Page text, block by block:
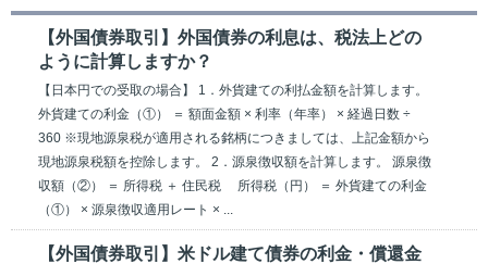
【外国債券取引】外国債券の利息は、税法上どの
ように計算しますか？
【日本円での受取の場合】 1．外貨建ての利払金額を計算します。
外貨建ての利金（①） ＝ 額面金額 × 利率（年率） × 経過日数 ÷
360 ※現地源泉税が適用される銘柄につきましては、上記金額から
現地源泉税額を控除します。 2．源泉徴収額を計算します。 源泉徴
収額（②） ＝ 所得税 ＋ 住民税 所得税（円） ＝ 外貨建ての利金
（①） × 源泉徴収適用レート × ...
【外国債券取引】米ドル建て債券の利金・償還金